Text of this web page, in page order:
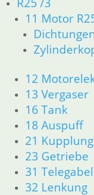
11 Motor
12
13 Vergaser
16 Tank
18 Auspuff
21 Kupplung
23 Getriebe
31 Telegabel
32 Lenkung
17,75€
Artikelnummer:
inkl. MwSt.
In den
17,75€
Artikelnummer:
inkl. MwSt.
zzgl.
In den Warenkorb